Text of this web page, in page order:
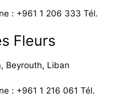
: +961 1 206 333 Tél.
Fleurs
Beyrouth, Liban
: +961 1 216 061 Tél.